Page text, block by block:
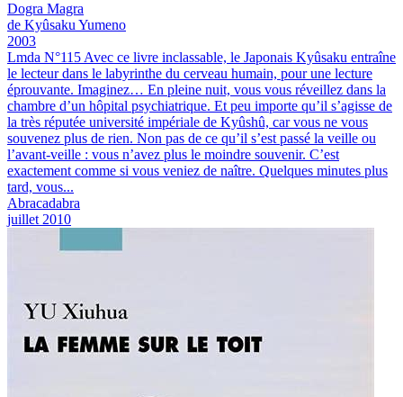
Dogra Magra
de Kyûsaku Yumeno
2003
Lmda N°115 Avec ce livre inclassable, le Japonais Kyûsaku entraîne
le lecteur dans le labyrinthe du cerveau humain, pour une lecture
éprouvante. Imaginez… En pleine nuit, vous vous réveillez dans la
chambre d’un hôpital psychiatrique. Et peu importe qu’il s’agisse de
la très réputée université impériale de Kyûshû, car vous ne vous
souvenez plus de rien. Non pas de ce qu’il s’est passé la veille ou
l’avant-veille : vous n’avez plus le moindre souvenir. C’est
exactement comme si vous veniez de naître. Quelques minutes plus
tard, vous...
Abracadabra
juillet 2010